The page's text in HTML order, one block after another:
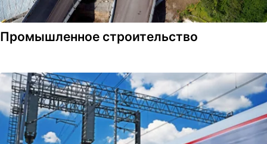
Промышленное строительство